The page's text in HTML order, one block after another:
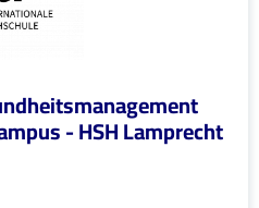
- HSH Lamprecht